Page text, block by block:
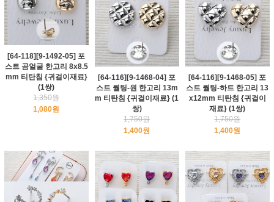
[64-118][9-1492-05] 포
스트 곰얼굴 한고리 8x8.5
mm 티탄침 {귀걸이재료}
(1쌍)
1,350원
1,080원
[64-116][9-1468-04] 포
스트 퀄팅-원 한고리 13m
m 티탄침 {귀걸이재료} (1
쌍)
1,750원
1,400원
[64-116][9-1468-05] 포
스트 퀄팅-하트 한고리 13
x12mm 티탄침 {귀걸이
재료} (1쌍)
1,750원
1,400원